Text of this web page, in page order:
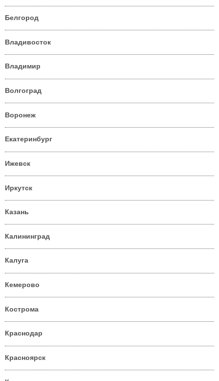
Белгород
Владивосток
Владимир
Волгоград
Воронеж
Екатеринбург
Ижевск
Иркутск
Казань
Калининград
Калуга
Кемерово
Кострома
Краснодар
Красноярск